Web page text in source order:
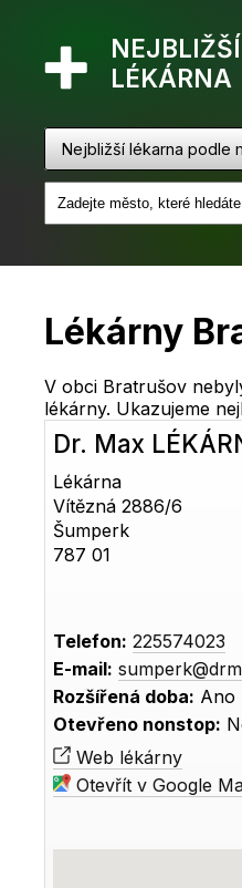
NEJBLIŽŠÍ
LÉKÁRNA
Nejbližší lékarna podle
Lékárny
V obci Bratrušov
lékárny. Ukazujeme
Dr. Max
Lékárna
Vítězná 2886/6
Šumperk
787 01
Telefon: 225574023
E-mail:
Rozšířená doba: Ano
Otevřeno nonstop:
Web lékárny
Otevřít v Google